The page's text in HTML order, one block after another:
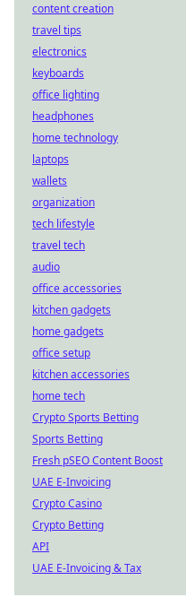
content creation
travel tips
electronics
keyboards
office lighting
headphones
home technology
laptops
wallets
organization
tech lifestyle
travel tech
audio
office accessories
kitchen gadgets
home gadgets
office setup
kitchen accessories
home tech
Crypto Sports Betting
Sports Betting
Fresh pSEO Content Boost
UAE E-Invoicing
Crypto Casino
Crypto Betting
API
UAE E-Invoicing & Tax